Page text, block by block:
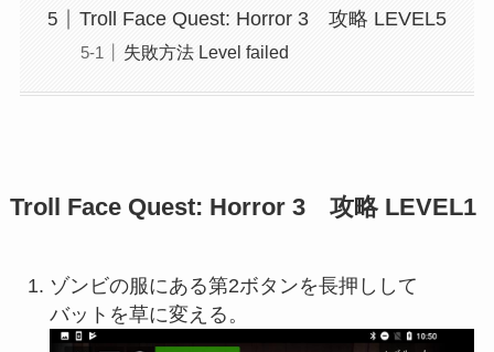
Troll Face Quest: Horror 3 攻略 LEVEL5
失敗方法 Level failed
Troll Face Quest: Horror 3 攻略 LEVEL1
ゾンビの服にある第2ボタンを長押しして
バットを草に変える。